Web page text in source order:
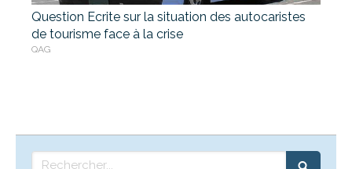
Question Ecrite sur la situation des autocaristes
de tourisme face à la crise
QAG
Rechercher